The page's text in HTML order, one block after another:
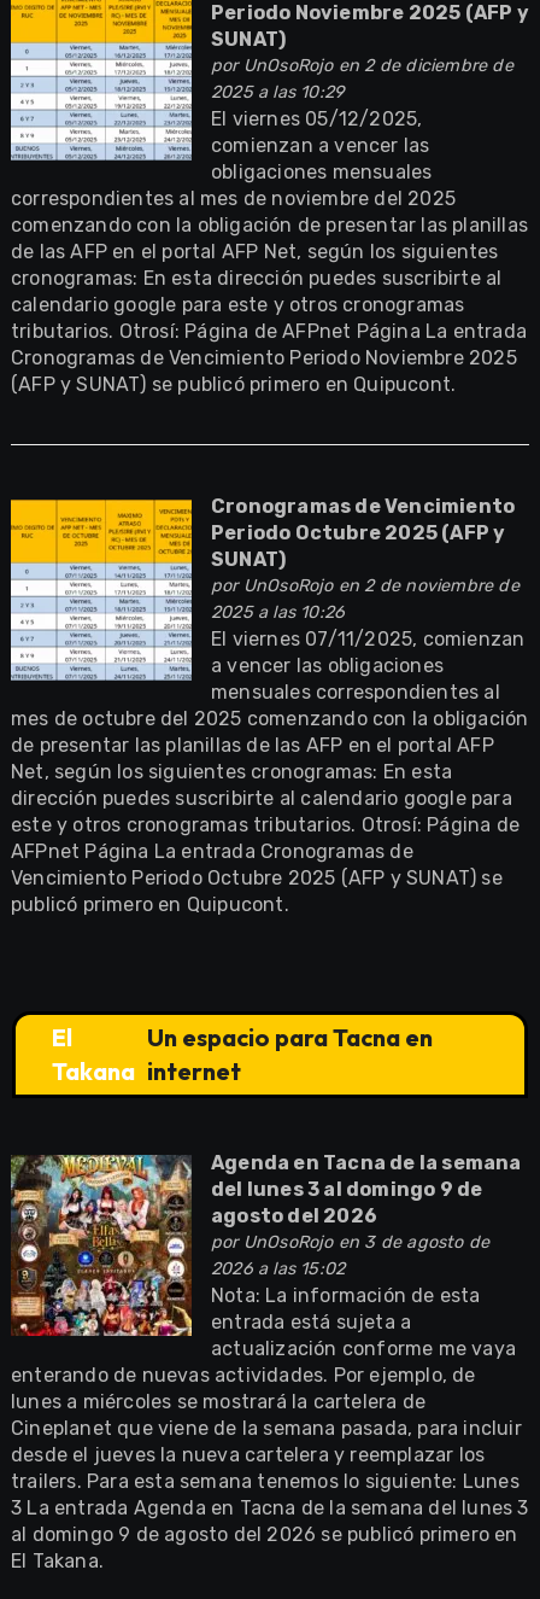
Periodo Noviembre 2025 (AFP y
SUNAT)
por UnOsoRojoen 2 de diciembre de
2025 a las 10:29
El viernes 05/12/2025,
comienzan a vencer las
obligaciones mensuales
correspondientes al mes de noviembre del 2025
comenzando con la obligación de presentar las planillas
de las AFP en el portal AFP Net, según los siguientes
cronogramas: En esta dirección puedes suscribirte al
calendario google para este y otros cronogramas
tributarios. Otrosí: Página de AFPnet Página La entrada
Cronogramas de Vencimiento Periodo Noviembre 2025
(AFP y SUNAT) se publicó primero en Quipucont.
Cronogramas de Vencimiento
Periodo Octubre 2025 (AFP y
SUNAT)
por UnOsoRojoen 2 de noviembre de
2025 a las 10:26
El viernes 07/11/2025, comienzan
a vencer las obligaciones
mensuales correspondientes al
mes de octubre del 2025 comenzando con la obligación
de presentar las planillas de las AFP en el portal AFP
Net, según los siguientes cronogramas: En esta
dirección puedes suscribirte al calendario google para
este y otros cronogramas tributarios. Otrosí: Página de
AFPnet Página La entrada Cronogramas de
Vencimiento Periodo Octubre 2025 (AFP y SUNAT) se
publicó primero en Quipucont.
El
Takana
Un espacio para Tacna en
internet
Agenda en Tacna de la semana
del lunes 3 al domingo 9 de
agosto del 2026
por UnOsoRojoen 3 de agosto de
2026 a las 15:02
Nota: La información de esta
entrada está sujeta a
actualización conforme me vaya
enterando de nuevas actividades. Por ejemplo, de
lunes a miércoles se mostrará la cartelera de
Cineplanet que viene de la semana pasada, para incluir
desde el jueves la nueva cartelera y reemplazar los
trailers. Para esta semana tenemos lo siguiente: Lunes
3 La entrada Agenda en Tacna de la semana del lunes 3
al domingo 9 de agosto del 2026 se publicó primero en
El Takana.